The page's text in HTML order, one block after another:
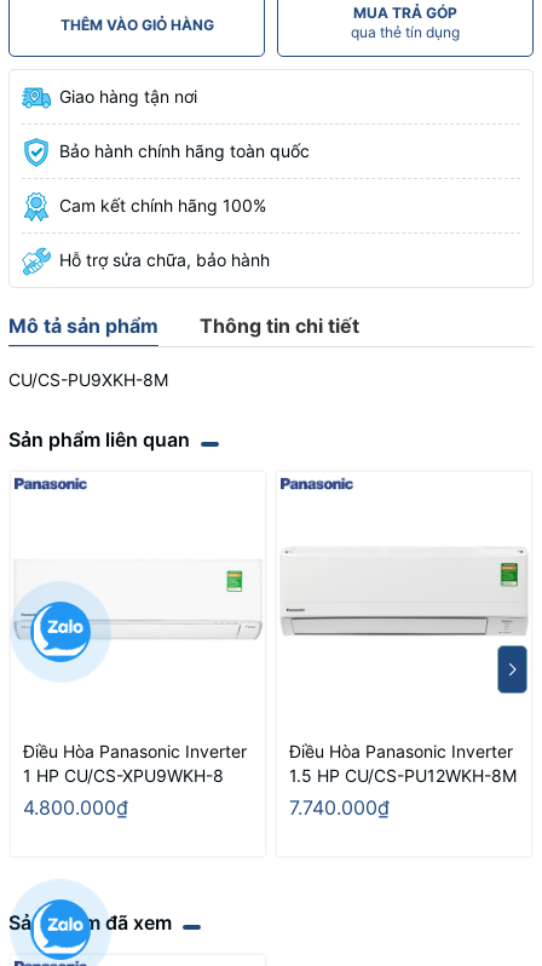
THÊM VÀO GIỎ HÀNG
MUA TRẢ GÓP
qua thẻ tín dụng
Giao hàng tận nơi
Bảo hành chính hãng toàn quốc
Cam kết chính hãng 100%
Hỗ trợ sửa chữa, bảo hành
Mô tả sản phẩm Thông tin chi tiết
CU/CS-PU9XKH-8M
Sản phẩm liên quan
Điều Hòa Panasonic Inverter
1 HP CU/CS-XPU9WKH-8
4.800.000₫
Điều Hòa Panasonic Inverter
1.5 HP CU/CS-PU12WKH-8M
7.740.000₫
Sản phẩm đã xem